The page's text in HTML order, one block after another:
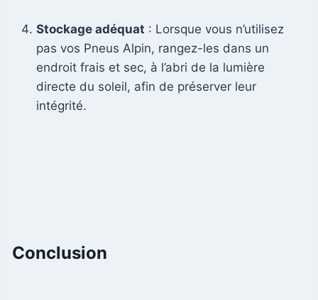
Stockage adéquat : Lorsque vous n’utilisez
pas vos Pneus Alpin, rangez-les dans un
endroit frais et sec, à l’abri de la lumière
directe du soleil, afin de préserver leur
intégrité.
Conclusion